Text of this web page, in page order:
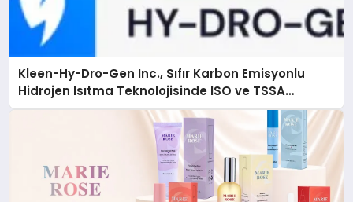
Kleen-Hy-Dro-Gen Inc., Sıfır Karbon Emisyonlu
Hidrojen Isıtma Teknolojisinde ISO ve TSSA
Düzenleyici Onaylarını Aldı